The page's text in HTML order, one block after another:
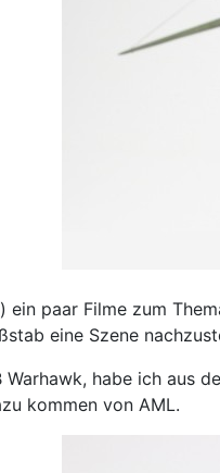
paar Filme zum
eine Szene
habe ich aus
kommen von AML.